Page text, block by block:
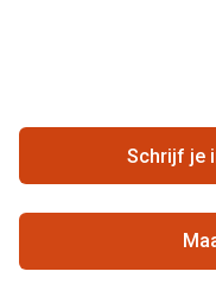
Zorgvergoeding
Ondernemen bij
Beste
Schrijf je